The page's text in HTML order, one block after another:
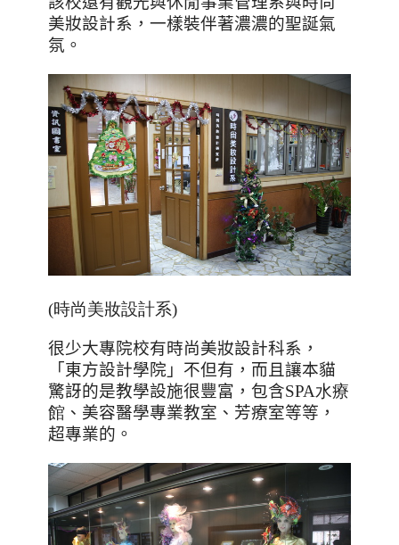
美妝設計系，一樣裝伴著濃濃的聖誕氣
氛。
(時尚美妝設計系)
很少大專院校有時尚美妝設計科系，
「東方設計學院」不但有，而且讓本貓
驚訝的是教學設施很豐富，包含SPA水療
館 、美容醫學專業教室、芳療室等等，
超專業的。